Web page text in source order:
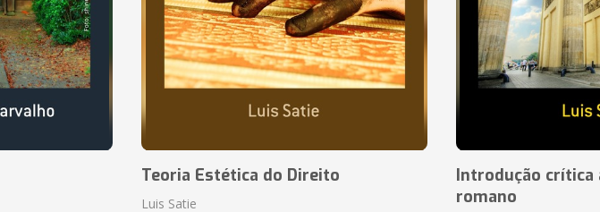
Teoria Estética do Direito
Luis Satie
Introdução crítica
romano